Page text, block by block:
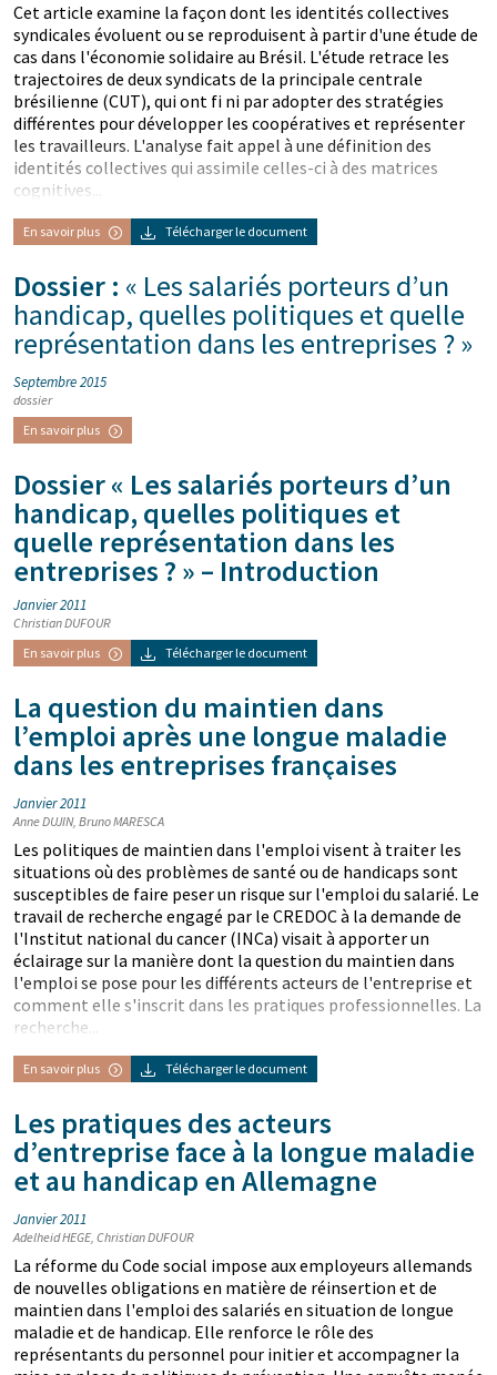
Cet article examine la façon dont les identités collectives
syndicales évoluent ou se reproduisent à partir d'une étude de
cas dans l'économie solidaire au Brésil. L'étude retrace les
trajectoires de deux syndicats de la principale centrale
brésilienne (CUT), qui ont fi ni par adopter des stratégies
différentes pour développer les coopératives et représenter
les travailleurs. L'analyse fait appel à une définition des
identités collectives qui assimile celles-ci à des matrices
cognitives...
En savoir plus Télécharger le document
Dossier : « Les salariés porteurs d’un
handicap, quelles politiques et quelle
représentation dans les entreprises ? »
Septembre 2015
dossier
En savoir plus
Dossier « Les salariés porteurs d’un
handicap, quelles politiques et
quelle représentation dans les
entreprises ? » – Introduction
Janvier 2011
Christian DUFOUR
En savoir plus
Télécharger le document
La question du maintien dans
l’emploi après une longue maladie
dans les entreprises françaises
Janvier 2011
Anne DUJIN, Bruno MARESCA
Les politiques de maintien dans l'emploi visent à traiter les
situations où des problèmes de santé ou de handicaps sont
susceptibles de faire peser un risque sur l'emploi du salarié. Le
travail de recherche engagé par le CREDOC à la demande de
l'Institut national du cancer (INCa) visait à apporter un
éclairage sur la manière dont la question du maintien dans
l'emploi se pose pour les différents acteurs de l'entreprise et
comment elle s'inscrit dans les pratiques professionnelles. La
recherche...
En savoir plus Télécharger le document
Les pratiques des acteurs
d’entreprise face à la longue maladie
et au handicap en Allemagne
Janvier 2011
Adelheid HEGE, Christian DUFOUR
La réforme du Code social impose aux employeurs allemands
de nouvelles obligations en matière de réinsertion et de
maintien dans l'emploi des salariés en situation de longue
maladie et de handicap. Elle renforce le rôle des
représentants du personnel pour initier et accompagner la